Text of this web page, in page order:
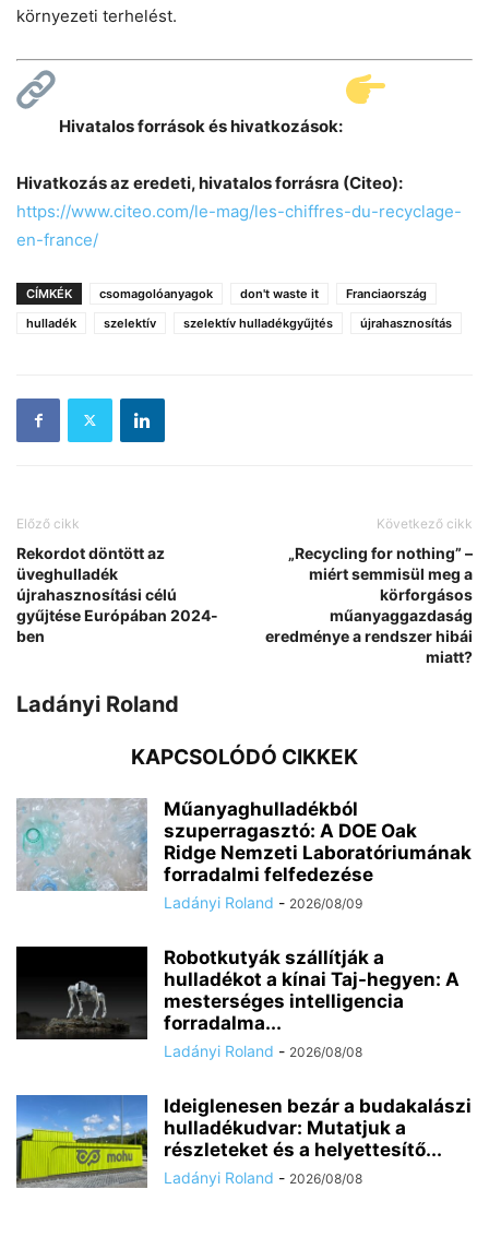
környezeti terhelést.
Hivatalos források és hivatkozások:
Hivatkozás az eredeti, hivatalos forrásra (Citeo):
https://www.citeo.com/le-mag/les-chiffres-du-recyclage-
en-france/
CÍMKÉK csomagolóanyagok don't waste it
Franciaország
hulladék
szelektív szelektív hulladékgyűjtés újrahasznosítás
Előző cikk
Rekordot döntött az
üveghulladék
újrahasznosítási célú
gyűjtése Európában 2024-
ben
Következő cikk
„Recycling for nothing” –
miért semmisül meg a
körforgásos
műanyaggazdaság
eredménye a rendszer hibái
miatt?
Ladányi Roland
KAPCSOLÓDÓ CIKKEK
Műanyaghulladékból
szuperragasztó: A DOE Oak
Ridge Nemzeti Laboratóriumának
forradalmi felfedezése
Ladányi Roland - 2026/08/09
Robotkutyák szállítják a
hulladékot a kínai Taj-hegyen: A
mesterséges intelligencia
forradalma...
Ladányi Roland - 2026/08/08
Ideiglenesen bezár a budakalászi
hulladékudvar: Mutatjuk a
részleteket és a helyettesítő...
Ladányi Roland - 2026/08/08